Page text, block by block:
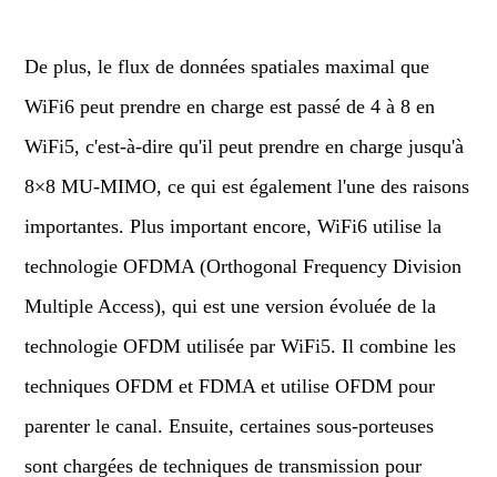
De plus, le flux de données spatiales maximal que
WiFi6 peut prendre en charge est passé de 4 à 8 en
WiFi5, c'est-à-dire qu'il peut prendre en charge jusqu'à
8×8 MU-MIMO, ce qui est également l'une des raisons
importantes. Plus important encore, WiFi6 utilise la
technologie OFDMA (Orthogonal Frequency Division
Multiple Access), qui est une version évoluée de la
technologie OFDM utilisée par WiFi5. Il combine les
techniques OFDM et FDMA et utilise OFDM pour
parenter le canal. Ensuite, certaines sous-porteuses
sont chargées de techniques de transmission pour